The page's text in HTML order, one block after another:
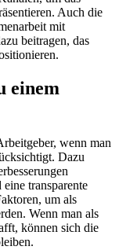
Auch die
mit
beitragen, das
einem
wenn man
Dazu
transparente
um als
Wenn man als
können sich die